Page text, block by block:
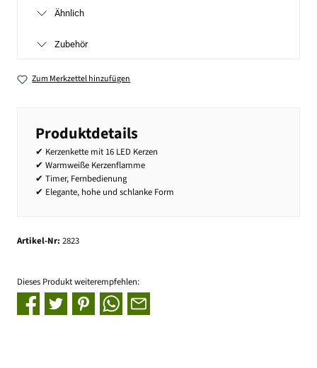
Ähnlich
Zubehör
Zum Merkzettel hinzufügen
Produktdetails
✔ Kerzenkette mit 16 LED Kerzen
✔ Warmweiße Kerzenflamme
✔ Timer, Fernbedienung
✔ Elegante, hohe und schlanke Form
Artikel-Nr: 2823
Dieses Produkt weiterempfehlen: